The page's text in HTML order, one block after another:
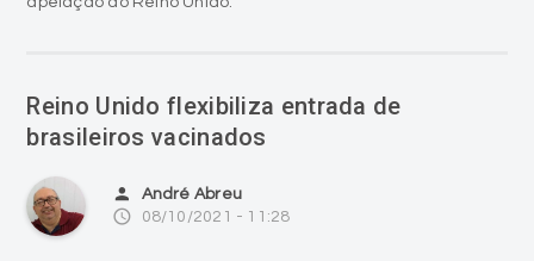
Reino Unido flexibiliza entrada de
brasileiros vacinados
person André Abreu
access_time 08/10/2021 - 11:28